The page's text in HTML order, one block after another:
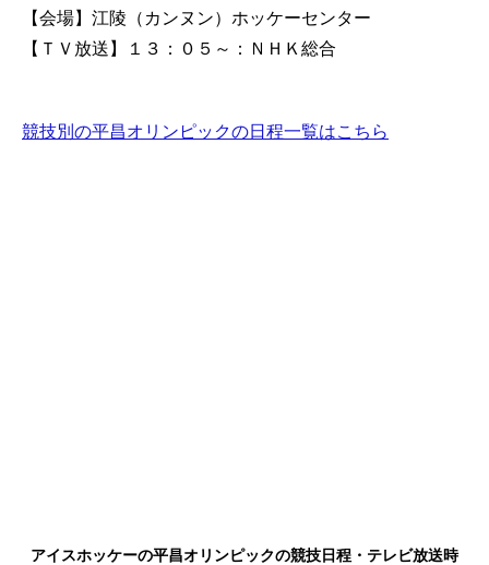
【会場】江陵（カンヌン）ホッケーセンター
【ＴＶ放送】１３：０５～：ＮＨＫ総合
競技別の平昌オリンピックの日程一覧はこちら
アイスホッケーの平昌オリンピックの競技日程・テレビ放送時